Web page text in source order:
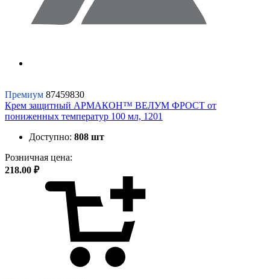
Премиум 87459830
Крем защитный АРМАКОН™ ВЕЛУМ ФРОСТ от
пониженных температур 100 мл, 1201
Доступно: 808 шт
Розничная цена:
218.00 ₽